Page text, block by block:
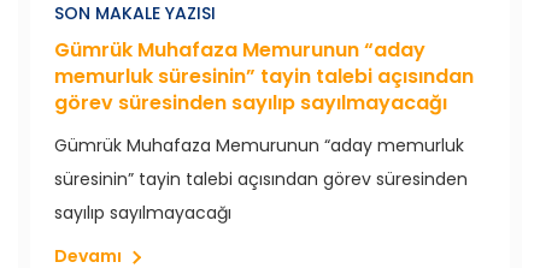
SON MAKALE YAZISI
Gümrük Muhafaza Memurunun “aday
memurluk süresinin” tayin talebi açısından
görev süresinden sayılıp sayılmayacağı
Gümrük Muhafaza Memurunun “aday memurluk
süresinin” tayin talebi açısından görev süresinden
sayılıp sayılmayacağı
Devamı